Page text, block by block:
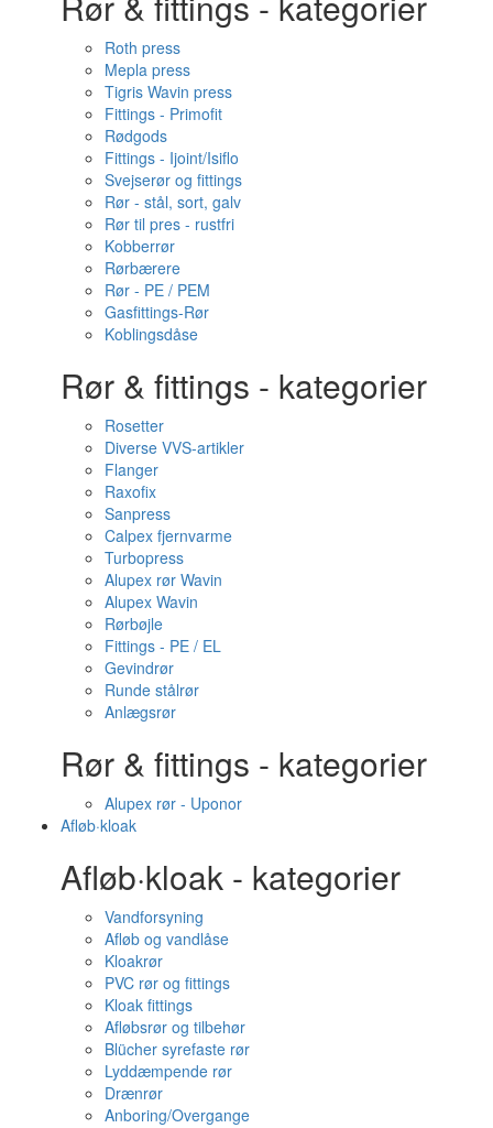
Roth press
Mepla press
Tigris Wavin press
Fittings - Primofit
Rødgods
Fittings - Ijoint/Isiflo
Svejserør og fittings
Rør - stål, sort, galv
Rør til pres - rustfri
Kobberrør
Rørbærere
Rør - PE / PEM
Gasfittings-Rør
Koblingsdåse
Rør & fittings - kategorier
Rosetter
Diverse VVS-artikler
Flanger
Raxofix
Sanpress
Calpex fjernvarme
Turbopress
Alupex rør Wavin
Alupex Wavin
Rørbøjle
Fittings - PE / EL
Gevindrør
Runde stålrør
Anlægsrør
Rør & fittings - kategorier
Alupex rør - Uponor
Afløb·kloak
Afløb·kloak - kategorier
Vandforsyning
Afløb og vandlåse
Kloakrør
PVC rør og fittings
Kloak fittings
Afløbsrør og tilbehør
Blücher syrefaste rør
Lyddæmpende rør
Drænrør
Anboring/Overgange